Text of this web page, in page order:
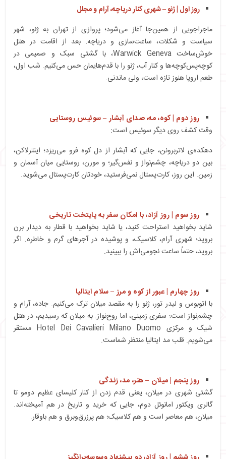
روز اول | ژنو – شهری کنار دریاچه، آرام و مجلل
ماجراجویی از همین‌جا آغاز می‌شود؛ پروازی از تهران به ژنو، شهر
سیاست و شکلات، ساعت‌سازی و دریاچه. بعد از اقامت در هتل
خوش‌ساخت Warwick Geneva، با گشتی سبک و صمیمی در
کوچه‌پس‌کوچه‌ها و کنار آب، ژنو را با قدم‌هایمان حس می‌کنیم. شب اول،
طعم اروپا هنوز تازه است، ولی ماندنی.
روز دوم | کوه، مه، صدای آبشار – سوئیس روستایی
وقت کشف روی دیگر سوئیس است:
دهکده‌ی لاتربرونن، جایی که آبشار از دل کوه فرو می‌ریزد؛ اینترلاکن،
بین دو دریاچه، چشم‌نواز و نفس‌گیر؛ و مورن، روستایی میان آسمان و
زمین. این روز، کارت‌پستال نمی‌فرستید، خودتان کارت‌پستال می‌شوید.
روز سوم | روز آزاد، با امکان سفر به پایتخت تاریخی
شاید بخواهید استراحت کنید، یا شاید بخواهید با قطار به دیدار برن
بروید؛ شهری آرام، کلاسیک، و پوشیده در آجرهای گرم و خاطره. اگر
بروید، حتماً ساعت نجومی‌اش را ببینید.
روز چهارم | عبور از کوه و مرز – سلام ایتالیا
با اتوبوس و لیدر تور، ژنو را به مقصد میلان ترک می‌کنیم. جاده، آرام و
چشم‌نواز است؛ سفری زمینی، اما روح‌نواز. به میلان که رسیدیم، در هتل
شیک و مرکزی Hotel Dei Cavalieri Milano Duomo مستقر
می‌شویم. قلب مد ایتالیا منتظر شماست.
روز پنجم | میلان – هنر، مد، زندگی
گشتی شهری در میلان، یعنی قدم زدن از کنار کلیسای عظیم دومو تا
گالری ویکتور امانوئل دوم، جایی که خرید و تاریخ در هم آمیخته‌اند.
میلان، هم معاصر است و هم کلاسیک؛ هم پرزرق‌وبرق و هم باوقار.